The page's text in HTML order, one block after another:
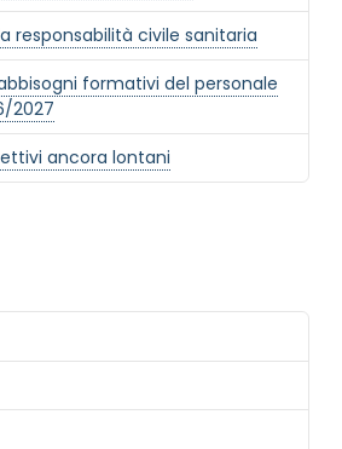
responsabilità civile sanitaria
formativi del personale
2027
ancora lontani